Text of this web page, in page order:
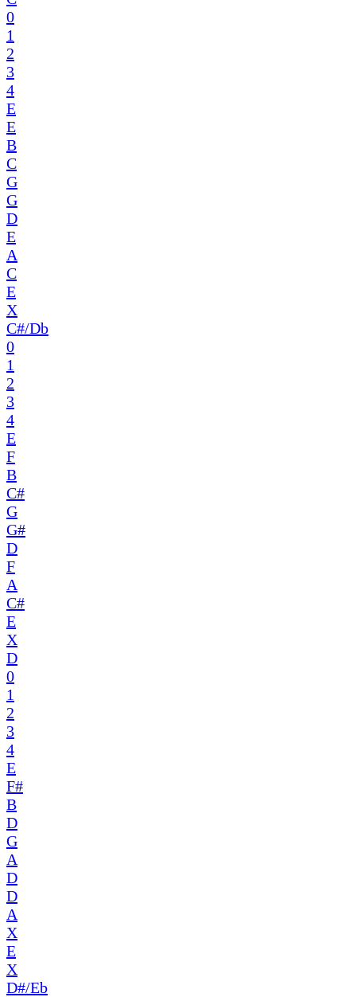
0
1
2
3
4
E
E
B
C
G
G
D
E
A
C
E
X
C#/Db
0
1
2
3
4
E
F
B
C#
G
G#
D
F
A
C#
E
X
D
0
1
2
3
4
E
F#
B
D
G
A
D
D
A
X
E
X
D#/Eb